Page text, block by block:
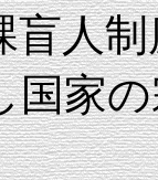
盲人
国家